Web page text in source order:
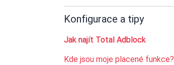
Konfigurace a tipy
Jak najít Total Adblock
Kde jsou moje placené funkce?